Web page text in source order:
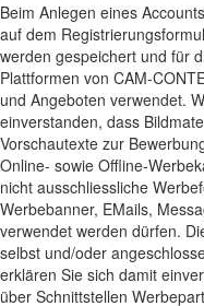
Beim Anlegen eines
auf dem
werden gespeichert und für
Plattformen von CAM-
und Angeboten verwendet.
einverstanden, dass
Vorschautexte zur
Online- sowie Offline-
nicht ausschliessliche
Werbebanner, EMails,
verwendet werden dürfen.
selbst und/oder
erklären Sie sich damit
über Schnittstellen